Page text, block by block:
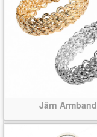
Järn Armband